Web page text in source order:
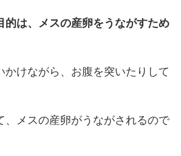
的は、メスの産卵をうながすため
かけながら、お腹を突いたりして
、メスの産卵がうながされるので